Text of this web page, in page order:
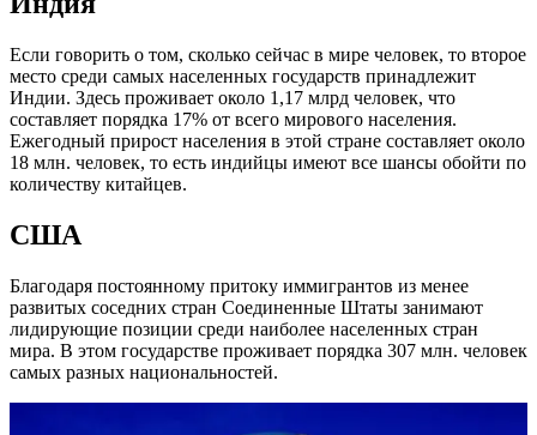
Если говорить о том, сколько сейчас в мире человек, то второе
место среди самых населенных государств принадлежит
Индии. Здесь проживает около 1,17 млрд человек, что
составляет порядка 17% от всего мирового населения.
Ежегодный прирост населения в этой стране составляет около
18 млн. человек, то есть индийцы имеют все шансы обойти по
количеству китайцев.
США
Благодаря постоянному притоку иммигрантов из менее
развитых соседних стран Соединенные Штаты занимают
лидирующие позиции среди наиболее населенных стран
мира. В этом государстве проживает порядка 307 млн. человек
самых разных национальностей.